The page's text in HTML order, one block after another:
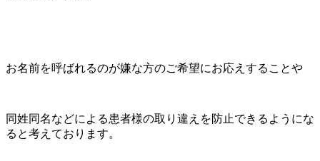
お名前を呼ばれるのが嫌な方のご希望にお応えすることや
同姓同名などによる患者様の取り違えを防止できるようにな
ると考えております。